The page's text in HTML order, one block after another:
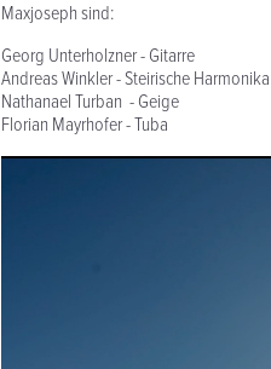
​​​​Maxjoseph sind:
Georg Unterholzner - Gitarre
Andreas Winkler - Steirische Harmonika
Nathanael Turban - Geige
Florian Mayrhofer - Tuba